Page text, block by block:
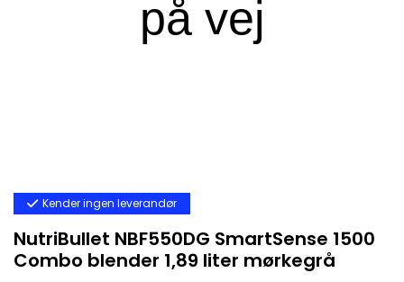
Kender ingen leverandør
NutriBullet NBF550DG SmartSense 1500
Combo blender 1,89 liter mørkegrå